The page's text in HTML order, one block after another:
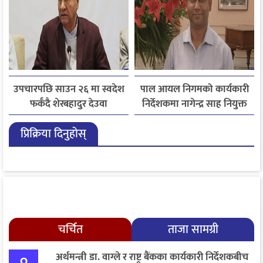
उपचारपछि साउन २६ मा स्वदेश
फर्कँदै शेरबहादुर देउवा
पाल आयल निगमको कार्यकारी
निर्देशकमा नागेन्द्र साह नियुक्त
प्रिक्रिया दिनुहोस्
चर्चित ताजा सामग्री
अर्थमन्त्री डा. वाग्ले र राष्ट्र बैंकका कार्यकारी निर्देशकबीच